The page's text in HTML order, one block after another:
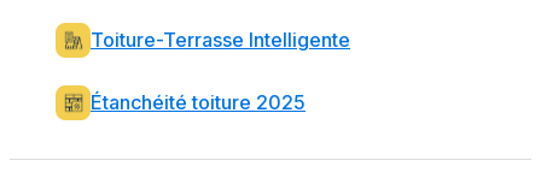
Toiture-Terrasse Intelligente
Étanchéité toiture 2025